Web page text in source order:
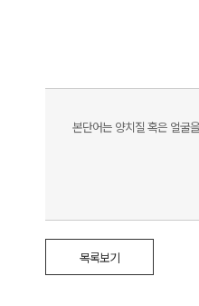
본단어는 양치질 혹은 얼굴
목록보기